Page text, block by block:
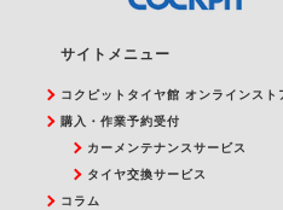
サイトメニュー
コクピットタイヤ館 オンラインスト
購入・作業予約受付
カーメンテナンスサービス
タイヤ交換サービス
コラム